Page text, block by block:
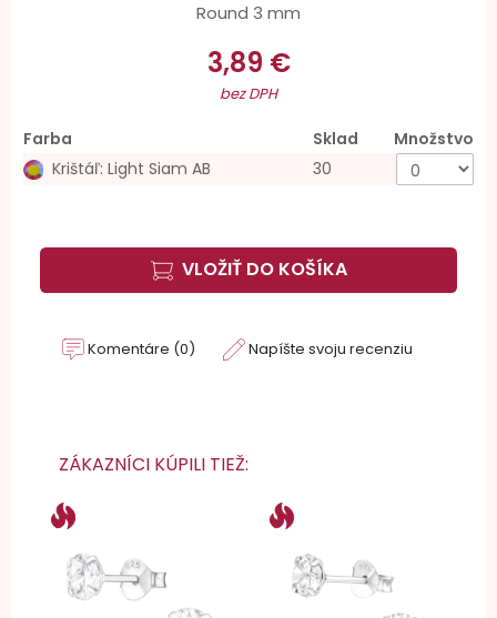
Round 3 mm
3,89 €
bez DPH
Farba Sklad
Množstvo
Krištáľ: Light Siam AB
30
VLOŽIŤ DO KOŠÍKA
Komentáre (0) Napíšte svoju recenziu
ZÁKAZNÍCI KÚPILI TIEŽ: